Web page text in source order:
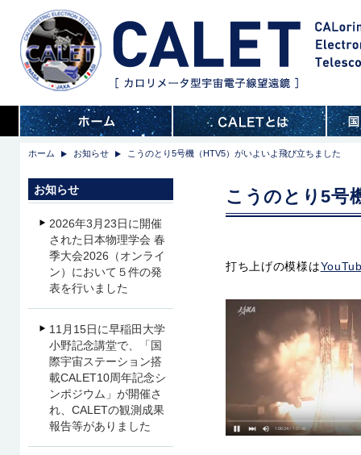
ホーム お知らせ こうのとり5号機（HTV5）がいよいよ飛び立ちました
こうのとり5号
打ち上げの模様は
お知らせ
2026年3月23日に開催
された日本物理学会 春
季大会2026（オンライ
ン）において５件の発
表を行いました
11月15日に早稲田大学
小野記念講堂で、「国
際宇宙ステーション搭
載CALET10周年記念シ
ンポジウム」が開催さ
れ、CALETの観測成果
報告等がありました